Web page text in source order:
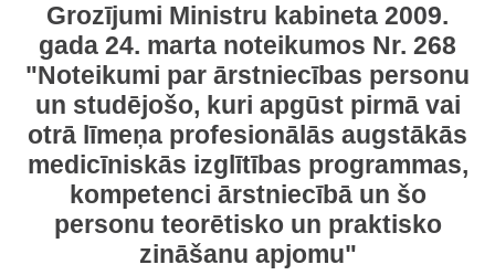
Grozījumi Ministru kabineta 2009.
gada 24. marta noteikumos Nr. 268
"Noteikumi par ārstniecības personu
un studējošo, kuri apgūst pirmā vai
otrā līmeņa profesionālās augstākās
medicīniskās izglītības programmas,
kompetenci ārstniecībā un šo
personu teorētisko un praktisko
zināšanu apjomu"